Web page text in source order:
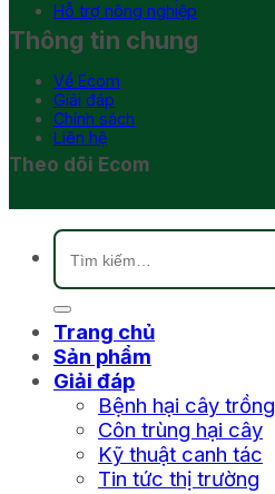
Hỗ trợ nông nghiệp
Thông tin chung
Về Ecom
Giải đáp
Chính sách
Liên hệ
Theo dõi Ecom
Tìm
kiếm:
Trang chủ
Sản phẩm
Giải đáp
Bệnh hại cây trồng
Côn trùng hại cây
Kỹ thuật canh tác
Tin tức thị trường